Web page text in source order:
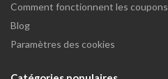
Comment fonctionnent les
Blog
Paramètres des cookies